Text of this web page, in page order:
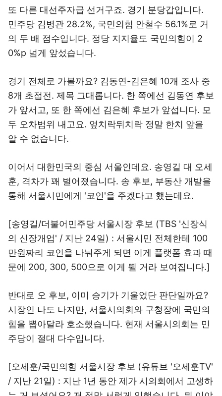
또 다른 대선주자급 선거구죠. 경기 분당갑입니다.
민주당 김병관 28.2%, 국민의힘 안철수 56.1%로 거
의 두 배 점수입니다. 정당 지지율도 국민의힘이 2
0%p 넘게 앞섰습니다.
경기 전체로 가볼까요? 김동연-김은혜 10개 조사 중
8개 초접전. 제목 그대롭니다. 한 쪽에선 김동연 후보
가 앞서고, 또 한 쪽에선 김은혜 후보가 앞섭니다. 모
두 오차범위 내고요. 엎치락뒤치락 정말 한치 앞을
알 수 없습니다.
이어서 대한민국의 중심 서울인데요. 송영길 대 오세
훈, 격차가 꽤 벌어졌습니다. 송 후보, 부동산 개발을
통해 서울시민에게 '코인'을 주겠다고 했는데요.
[송영길/더불어민주당 서울시장 후보 (TBS '신장식
의 신장개업' / 지난 24일) : 서울시민 전체한테 100
만원짜리 코인을 나눠주게 되면 이게 플랫폼 효과 때
문에 200, 300, 500으로 이게 뛸 거라 보여집니다.]
반대로 오 후보, 이미 승기가 기울었단 판단일까요?
시장인 나도 나지만, 서울시의회와 구청장에 국민의
힘을 뽑아달라 호소했습니다. 현재 서울시의회는 민
주당이 절대 다수입니다.
[오세훈/국민의힘 서울시장 후보 (유튜브 '오세훈TV'
/ 지난 21일) : 지난 1년 동안 제가 시의회에서 고생하